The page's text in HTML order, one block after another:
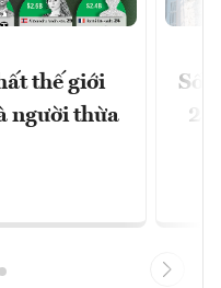
thế giới
người thừa
Số